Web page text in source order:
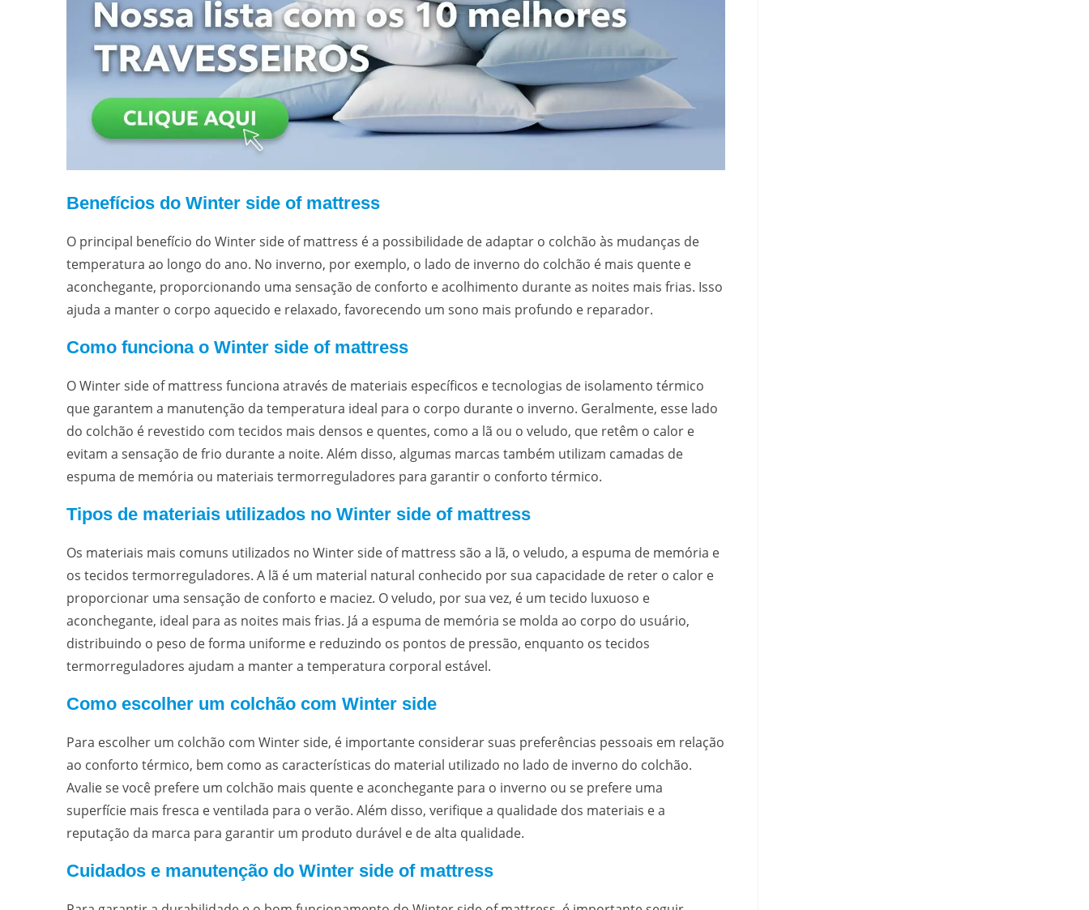
Benefícios do Winter side of mattress
O principal benefício do Winter side of mattress é a possibilidade de adaptar o colchão às mudanças de
temperatura ao longo do ano. No inverno, por exemplo, o lado de inverno do colchão é mais quente e
aconchegante, proporcionando uma sensação de conforto e acolhimento durante as noites mais frias. Isso
ajuda a manter o corpo aquecido e relaxado, favorecendo um sono mais profundo e reparador.
Como funciona o Winter side of mattress
O Winter side of mattress funciona através de materiais específicos e tecnologias de isolamento térmico
que garantem a manutenção da temperatura ideal para o corpo durante o inverno. Geralmente, esse lado
do colchão é revestido com tecidos mais densos e quentes, como a lã ou o veludo, que retêm o calor e
evitam a sensação de frio durante a noite. Além disso, algumas marcas também utilizam camadas de
espuma de memória ou materiais termorreguladores para garantir o conforto térmico.
Tipos de materiais utilizados no Winter side of mattress
Os materiais mais comuns utilizados no Winter side of mattress são a lã, o veludo, a espuma de memória e
os tecidos termorreguladores. A lã é um material natural conhecido por sua capacidade de reter o calor e
proporcionar uma sensação de conforto e maciez. O veludo, por sua vez, é um tecido luxuoso e
aconchegante, ideal para as noites mais frias. Já a espuma de memória se molda ao corpo do usuário,
distribuindo o peso de forma uniforme e reduzindo os pontos de pressão, enquanto os tecidos
termorreguladores ajudam a manter a temperatura corporal estável.
Como escolher um colchão com Winter side
Para escolher um colchão com Winter side, é importante considerar suas preferências pessoais em relação
ao conforto térmico, bem como as características do material utilizado no lado de inverno do colchão.
Avalie se você prefere um colchão mais quente e aconchegante para o inverno ou se prefere uma
superfície mais fresca e ventilada para o verão. Além disso, verifique a qualidade dos materiais e a
reputação da marca para garantir um produto durável e de alta qualidade.
Cuidados e manutenção do Winter side of mattress